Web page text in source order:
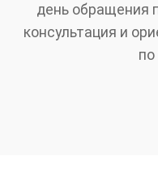
день обращения
консультация и
по